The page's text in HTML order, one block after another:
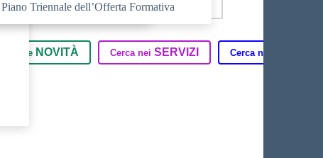
Piano Triennale dell’Offerta Formativa
tra le NOVITÀ Cerca nei SERVIZI Cerca nella